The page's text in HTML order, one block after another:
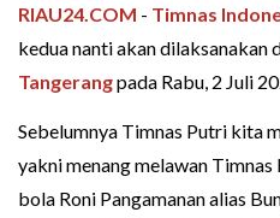
RIAU24.COM - Timnas
kedua nanti akan dilaksanakan
Tangerangpada Rabu, 2 Juli
Sebelumnya Timnas Putri kita
yakni menang melawan
bola Roni Pangamanan alias